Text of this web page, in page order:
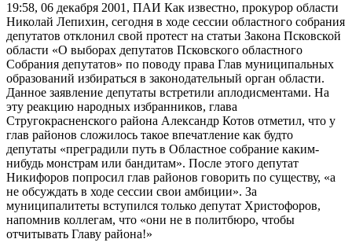
19:58, 06 декабря 2001, ПАИ Как известно, прокурор области
Николай Лепихин, сегодня в ходе сессии областного собрания
депутатов отклонил свой протест на статьи Закона Псковской
области «О выборах депутатов Псковского областного
Собрания депутатов» по поводу права Глав муниципальных
образований избираться в законодательный орган области.
Данное заявление депутаты встретили аплодисментами. На
эту реакцию народных избранников, глава
Стругокрасненского района Александр Котов отметил, что у
глав районов сложилось такое впечатление как будто
депутаты «преградили путь в Областное собрание каким-
нибудь монстрам или бандитам». После этого депутат
Никифоров попросил глав районов говорить по существу, «а
не обсуждать в ходе сессии свои амбиции». За
муниципалитеты вступился только депутат Христофоров,
напомнив коллегам, что «они не в политбюро, чтобы
отчитывать Главу района!»